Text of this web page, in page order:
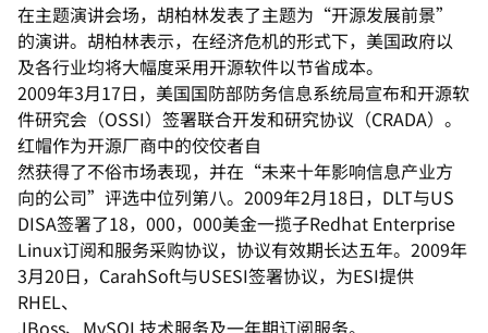
在主题演讲会场，胡柏林发表了主题为“开源发展前景”
的演讲。胡柏林表示，在经济危机的形式下，美国政府以
及各行业均将大幅度采用开源软件以节省成本。
2009年3月17日，美国国防部防务信息系统局宣布和开源软
件研究会（OSSI）签署联合开发和研究协议（CRADA）。
红帽作为开源厂商中的佼佼者自
然获得了不俗市场表现，并在“未来十年影响信息产业方
向的公司”评选中位列第八。2009年2月18日，DLT与US
DISA签署了18，000，000美金一揽子Redhat Enterprise
Linux订阅和服务采购协议，协议有效期长达五年。2009年
3月20日，CarahSoft与USESI签署协议，为ESI提供
RHEL、
JBoss、MySQL技术服务及一年期订阅服务。